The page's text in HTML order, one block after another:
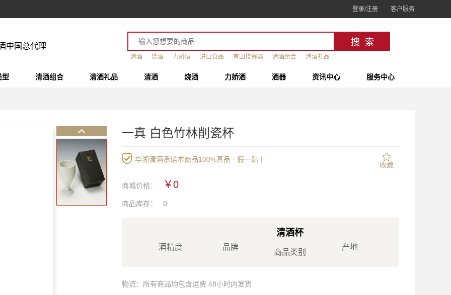
登录/注册 客户服务
中国总代理
清酒 烧酒 力娇酒 进口食品 有田烧瓷器 清酒组合 清酒礼品
型 清酒组合 清酒礼品 清酒 烧酒 力娇酒 酒器 资讯中心 服务中心
一真 白色竹林削瓷杯
华湘清酒承诺本商品100%真品 · 假一赔十
收藏
商城价格： ￥0
商品库存： 0
酒精度 品牌
清酒杯
商品类别
产地
物流：所有商品均包含运费 48小时内发货